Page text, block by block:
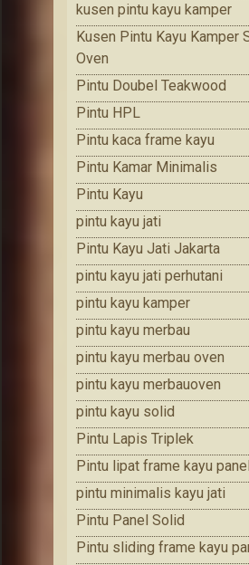
kusen pintu kayu kamper
Kusen Pintu Kayu Kamper
Oven
Pintu Doubel Teakwood
Pintu HPL
Pintu kaca frame kayu
Pintu Kamar Minimalis
Pintu Kayu
pintu kayu jati
Pintu Kayu Jati Jakarta
pintu kayu jati perhutani
pintu kayu kamper
pintu kayu merbau
pintu kayu merbau oven
pintu kayu merbauoven
pintu kayu solid
Pintu Lapis Triplek
Pintu lipat frame kayu
pintu minimalis kayu jati
Pintu Panel Solid
Pintu sliding frame kayu